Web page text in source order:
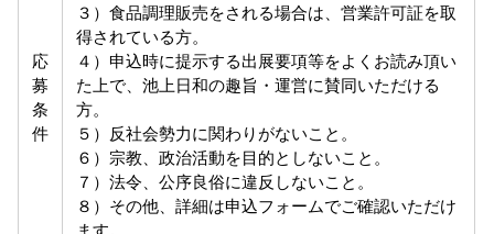
応
募
条
件
３）食品調理販売をされる場合は、営業許可証を取
得されている方。
４）申込時に提示する出展要項等をよくお読み頂い
た上で、池上日和の趣旨・運営に賛同いただける
方。
５）反社会勢力に関わりがないこと。
６）宗教、政治活動を目的としないこと。
７）法令、公序良俗に違反しないこと。
８）その他、詳細は申込フォームでご確認いただけ